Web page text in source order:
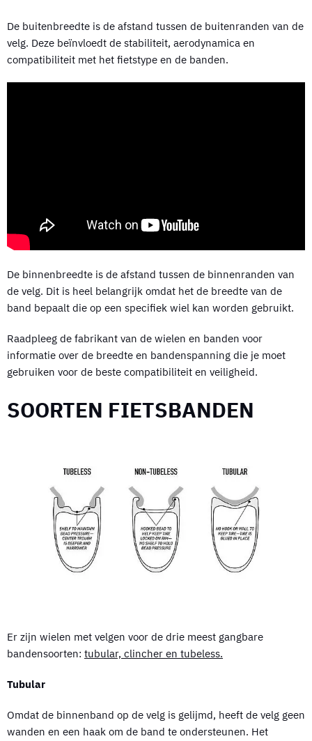
De buitenbreedte is de afstand tussen de buitenranden van de
velg. Deze beïnvloedt de stabiliteit, aerodynamica en
compatibiliteit met het fietstype en de banden.
De binnenbreedte is de afstand tussen de binnenranden van
de velg. Dit is heel belangrijk omdat het de breedte van de
band bepaalt die op een specifiek wiel kan worden gebruikt.
Raadpleeg de fabrikant van de wielen en banden voor
informatie over de breedte en bandenspanning die je moet
gebruiken voor de beste compatibiliteit en veiligheid.
SOORTEN FIETSBANDEN
Er zijn wielen met velgen voor de drie meest gangbare
bandensoorten: tubular, clincher en tubeless.
Tubular
Omdat de binnenband op de velg is gelijmd, heeft de velg geen
wanden en een haak om de band te ondersteunen. Het